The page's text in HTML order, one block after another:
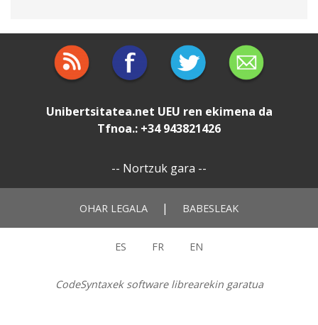
Unibertsitatea.net UEU ren ekimena da
Tfnoa.: +34 943821426
-- Nortzuk gara --
OHAR LEGALA | BABESLEAK
ES FR EN
CodeSyntaxek software librearekin garatua